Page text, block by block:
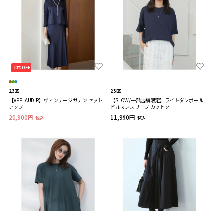
50%OFF
23区
【APPLAUDIR】ヴィンテージサテン セット
アップ
20,900円 税込
23区
【SLOW/一部店舗限定】ライトダンボール
ドルマンスリーブ カットソー
11,990円 税込